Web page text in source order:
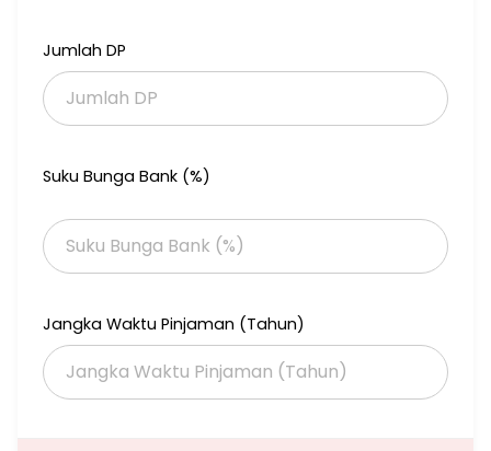
HAM3
Jumlah DP
Suku Bunga Bank (%)
Jangka Waktu Pinjaman (Tahun)